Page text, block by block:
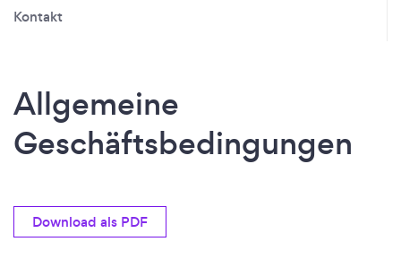
Kontakt
Allgemeine
Geschäftsbedingungen
Download als PDF